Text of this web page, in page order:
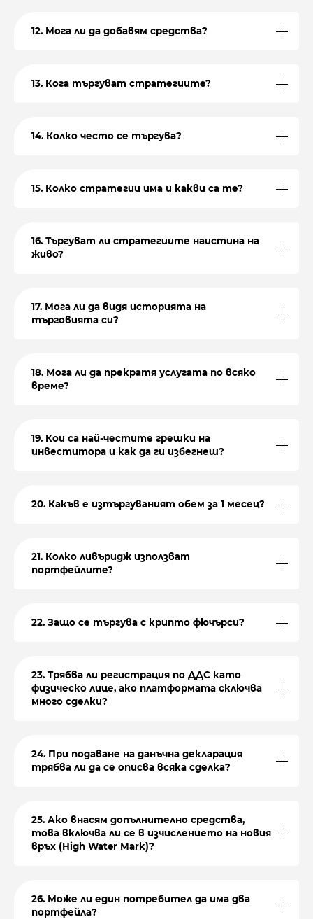
12. Мога ли да добавям средства?
13. Кога търгуват стратегиите?
14. Колко често се търгува?
15. Колко стратегии има и какви са те?
16. Търгуват ли стратегиите наистина на
живо?
17. Мога ли да видя историята на
търговията си?
18. Мога ли да прекратя услугата по всяко
време?
19. Кои са най-честите грешки на
инвеститора и как да ги избегнеш?
20. Какъв е изтъргуваният обем за 1 месец?
21. Колко ливъридж използват
портфейлите?
22. Защо се търгува с крипто фючърси?
23. Трябва ли регистрация по ДДС като
физическо лице, ако платформата сключва
много сделки?
24. При подаване на данъчна декларация
трябва ли да се описва всяка сделка?
25. Ако внасям допълнително средства,
това включва ли се в изчислението на новия
връх (High Water Mark)?
26. Може ли един потребител да има два
портфейла?